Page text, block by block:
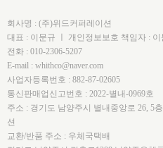
회사명 : (주)위드커퍼레이션
대표 : 이문규 ㅣ 개인정보보호 책임자 : 이
전화 : 010-2306-5207
E-mail : whithco@naver.com
사업자등록번호 : 882-87-02605
통신판매업신고번호 : 2022-별내-0969호
주소 : 경기도 남양주시 별내중앙로 26, 5
션
교환/반품 주소 : 우체국택배